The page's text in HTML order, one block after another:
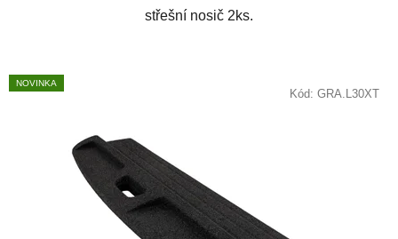
střešní nosič 2ks.
NOVINKA
Kód: GRA.L30XT